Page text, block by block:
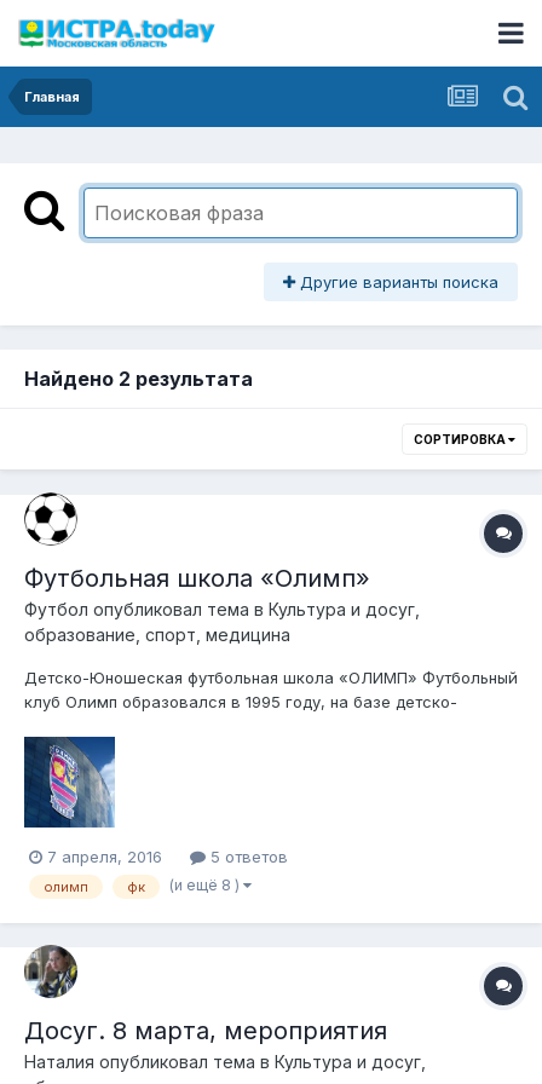
Главная
Другие варианты поиска
Найдено 2 результата
СОРТИРОВКА
Футбольная школа «Олимп»
Футбол опубликовал тема в Культура и досуг,
образование, спорт, медицина
Детско-Юношеская футбольная школа «ОЛИМП» Футбольный
клуб Олимп образовался в 1995 году, на базе детско-
Слободы, в Истринском районе Подмосковья. С течением
времени, некоторое время Олимп переживал не лучшие
времена и как...
7 апреля, 2016 5 ответов
олимп фк (и ещё 8 )
Досуг. 8 марта, мероприятия
Наталия опубликовал тема в Культура и досуг,